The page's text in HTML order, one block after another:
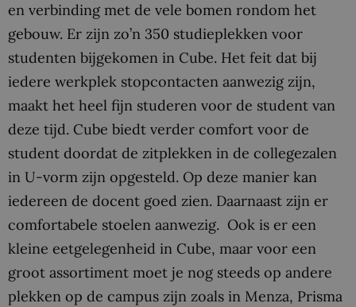
en verbinding met de vele bomen rondom het
gebouw. Er zijn zo’n 350 studieplekken voor
studenten bijgekomen in Cube. Het feit dat bij
iedere werkplek stopcontacten aanwezig zijn,
maakt het heel fijn studeren voor de student van
deze tijd. Cube biedt verder comfort voor de
student doordat de zitplekken in de collegezalen
in U-vorm zijn opgesteld. Op deze manier kan
iedereen de docent goed zien. Daarnaast zijn er
comfortabele stoelen aanwezig. Ook is er een
kleine eetgelegenheid in Cube, maar voor een
groot assortiment moet je nog steeds op andere
plekken op de campus zijn zoals in Menza, Prisma